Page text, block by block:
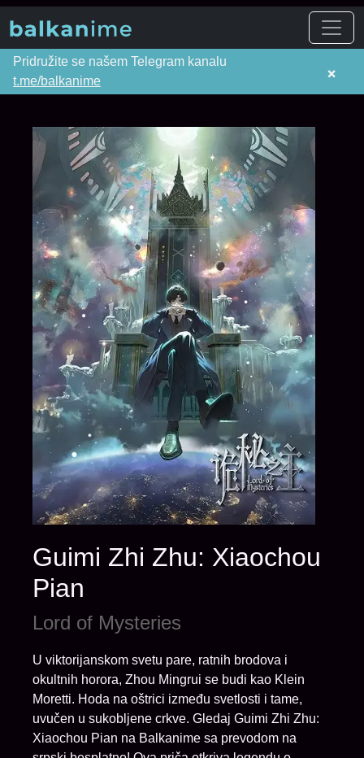
Pridružite se našem Telegram kanalu
t.me/balkanime
×
Guimi Zhi Zhu: Xiaochou
Pian
Lord of Mysteries
U viktorijanskom svetu pare, ratnih brodova i
okultnih horora, Zhou Mingrui se budi kao Klein
Moretti. Hoda na oštrici između svetlosti i tame,
uvučen u sukobljene crkve. Gledaj Guimi Zhi Zhu:
Xiaochou Pian na Balkanime sa prevodom na